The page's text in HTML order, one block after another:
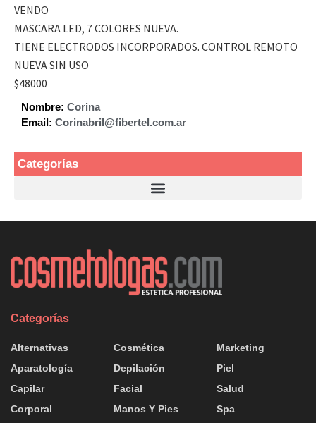
VENDO
MASCARA LED, 7 COLORES NUEVA.
TIENE ELECTRODOS INCORPORADOS. CONTROL REMOTO
NUEVA SIN USO
$48000
Nombre: Corina
Email: Corinabril@fibertel.com.ar
Categorías
Categorías
Alternativas
Aparatología
Capilar
Corporal
Cosmética
Depilación
Facial
Manos Y Pies
Marketing
Piel
Salud
Spa